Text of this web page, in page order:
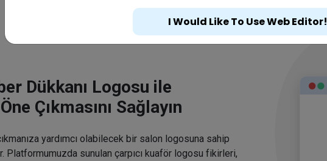
Dükkanı Logosu ile
Çıkmasını Sağlayın
yardımcı olabilecek bir salon logosuna sahip
Platformumuzda sunulan çarpıcı kuaför logosu fikirleri,
I Would Like To Use Web Editor!